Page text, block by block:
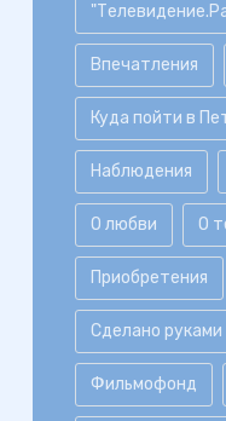
Впечатления
Куда пойти в
Наблюдения
О любви О
Приобретения
Сделано руками
Фильмофонд